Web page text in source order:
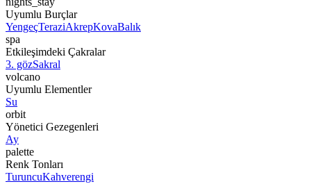
Uyumlu Burçlar
YengeçTeraziAkrepKovaBalık
spa
Etkileşimdeki Çakralar
3. gözSakral
volcano
Uyumlu Elementler
Su
orbit
Yönetici Gezegenleri
Ay
palette
Renk Tonları
TuruncuKahverengi